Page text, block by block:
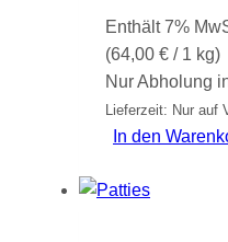
Enthält 7%
(64,00 € / 1 kg)
Nur Abholung
Lieferzeit: Nur auf
In den